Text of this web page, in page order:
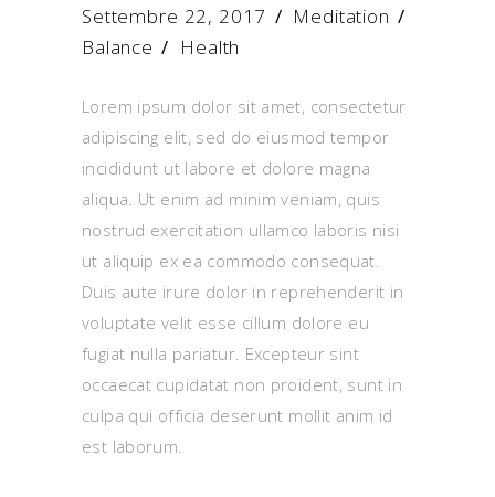
Settembre 22, 2017
Meditation
Balance / Health
Lorem ipsum dolor sit amet, consectetur
adipiscing elit, sed do eiusmod tempor
incididunt ut labore et dolore magna
aliqua. Ut enim ad minim veniam, quis
nostrud exercitation ullamco laboris nisi
ut aliquip ex ea commodo consequat.
Duis aute irure dolor in reprehenderit in
voluptate velit esse cillum dolore eu
fugiat nulla pariatur. Excepteur sint
occaecat cupidatat non proident, sunt in
culpa qui officia deserunt mollit anim id
est laborum.